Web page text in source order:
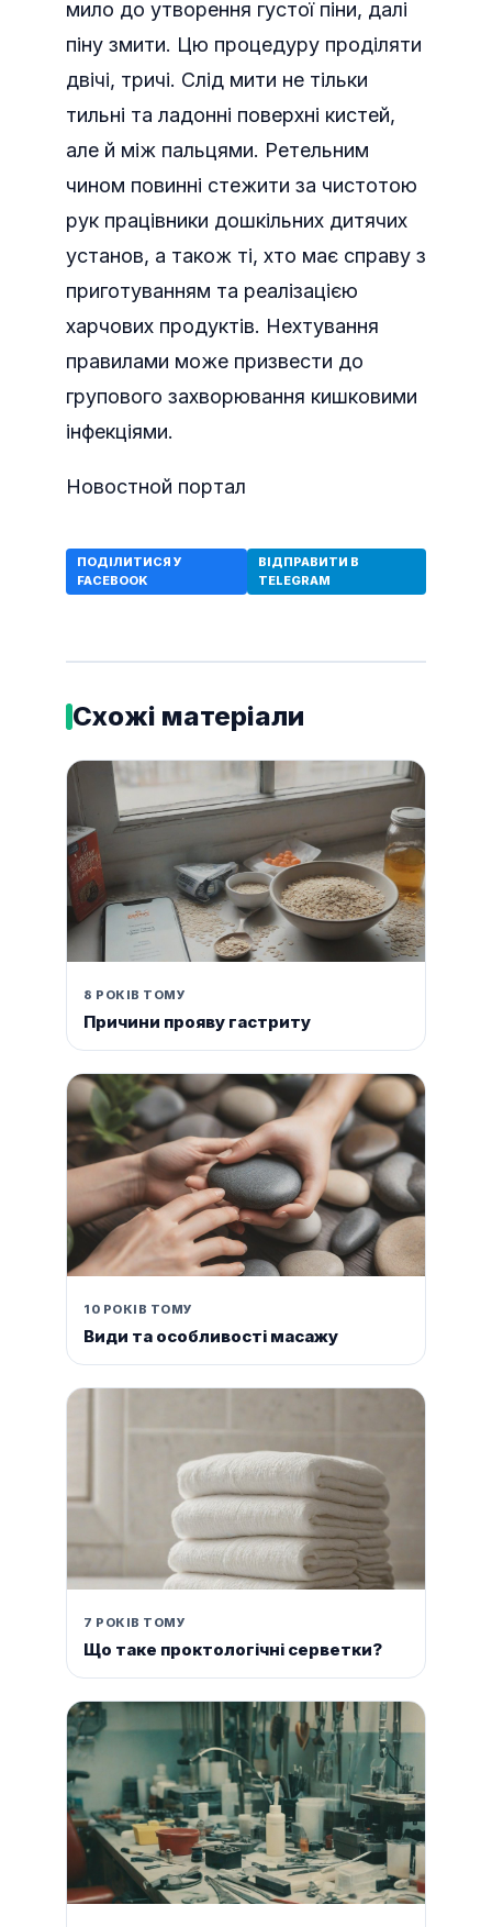
мило до утворення густої піни, далі
піну змити. Цю процедуру проділяти
двічі, тричі. Слід мити не тільки
тильні та ладонні поверхні кистей,
але й між пальцями. Ретельним
чином повинні стежити за чистотою
рук працівники дошкільних дитячих
установ, а також ті, хто має справу з
приготуванням та реалізацією
харчових продуктів. Нехтування
правилами може призвести до
групового захворювання кишковими
інфекціями.
Новостной портал
ПОДІЛИТИСЯ У
FACEBOOK
ВІДПРАВИТИ В
TELEGRAM
Схожі матеріали
8 РОКІВ ТОМУ
Причини прояву гастриту
10 РОКІВ ТОМУ
Види та особливості масажу
7 РОКІВ ТОМУ
Що таке проктологічні серветки?